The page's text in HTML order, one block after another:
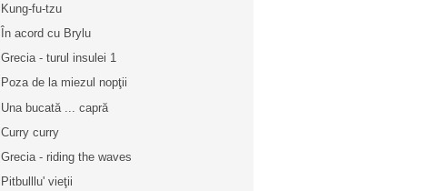
Kung-fu-tzu
În acord cu Brylu
Grecia - turul insulei 1
Poza de la miezul nopţii
Una bucată ... capră
Curry curry
Grecia - riding the waves
Pitbulllu' vieţii